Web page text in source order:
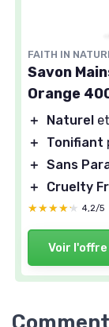
FAITH IN
Savon
Orange
＋ Naturel et
＋
Tonifiant
＋ Sans
＋
Cruelty
★★★★★
★★★★★ 4,2/5
Voir l'offre